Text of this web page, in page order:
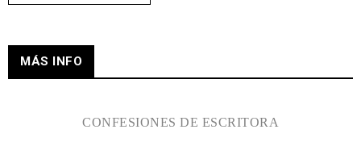
MÁS INFO
CONFESIONES DE ESCRITORA